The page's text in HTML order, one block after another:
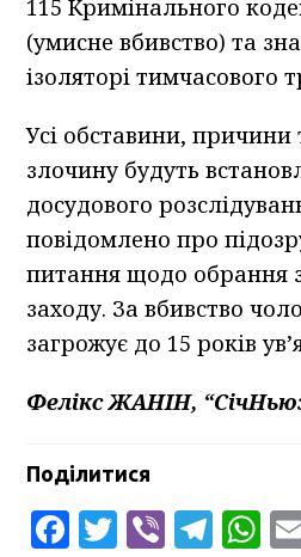
115 Кримінального
(умисне вбивство) та
ізоляторі тимчасового
Усі обставини,
злочину будуть
досудового
повідомлено про
питання щодо обрання
заходу. За вбивство
загрожує до 15 років
Фелікс ЖАНІН,
Поділитися
Facebook
Twitter
Viber